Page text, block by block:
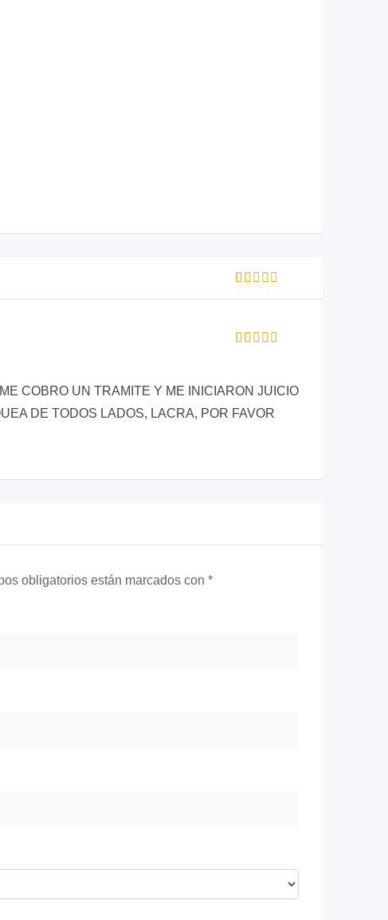
Rated
of
1
customer
rating
of
5
COBRO UN TRAMITE Y ME INICIARON JUICIO
DE TODOS LADOS, LACRA, POR FAVOR
obligatorios están marcados con *